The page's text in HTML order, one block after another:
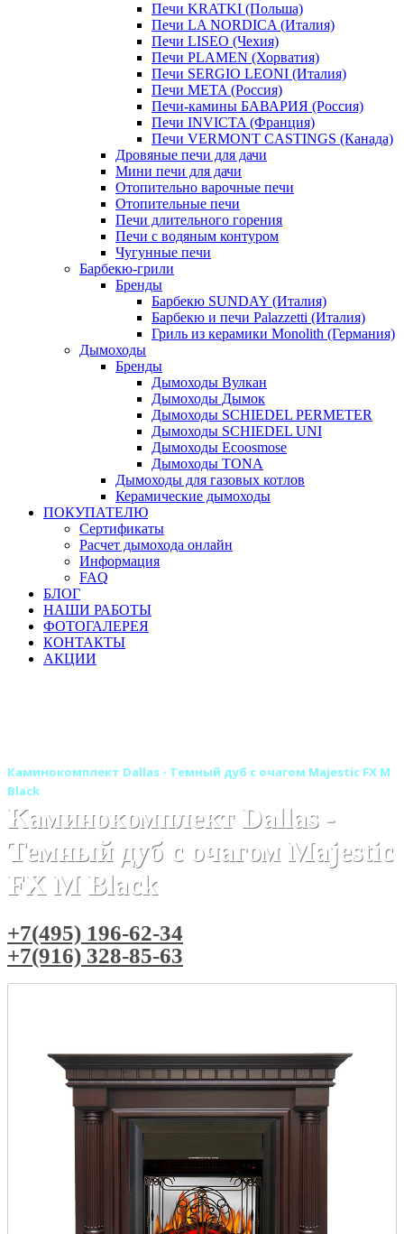
Печи KRATKI (Польша)
Печи LA NORDICA (Италия)
Печи LISEO (Чехия)
Печи PLAMEN (Хорватия)
Печи SERGIO LEONI (Италия)
Печи META (Россия)
Печи-камины БАВАРИЯ (Россия)
Печи INVICTA (Франция)
Печи VERMONT CASTINGS (Канада)
Дровяные печи для дачи
Мини печи для дачи
Отопительно варочные печи
Отопительные печи
Печи длительного горения
Печи с водяным контуром
Чугунные печи
Барбекю-грили
Бренды
Барбекю SUNDAY (Италия)
Барбекю и печи Palazzetti (Италия)
Гриль из керамики Monolith (Германия)
Дымоходы
Бренды
Дымоходы Вулкан
Дымоходы Дымок
Дымоходы SCHIEDEL PERMETER
Дымоходы SCHIEDEL UNI
Дымоходы Ecoosmose
Дымоходы TONA
Дымоходы для газовых котлов
Керамические дымоходы
ПОКУПАТЕЛЮ
Сертификаты
Расчет дымохода онлайн
Информация
FAQ
БЛОГ
НАШИ РАБОТЫ
ФОТОГАЛЕРЕЯ
КОНТАКТЫ
АКЦИИ
Каминокомплект Dallas - Темный дуб с очагом Majestic FX M
Black
Каминокомплект Dallas -
Темный дуб с очагом Majestic
FX M Black
+7(495) 196-62-34
+7(916) 328-85-63